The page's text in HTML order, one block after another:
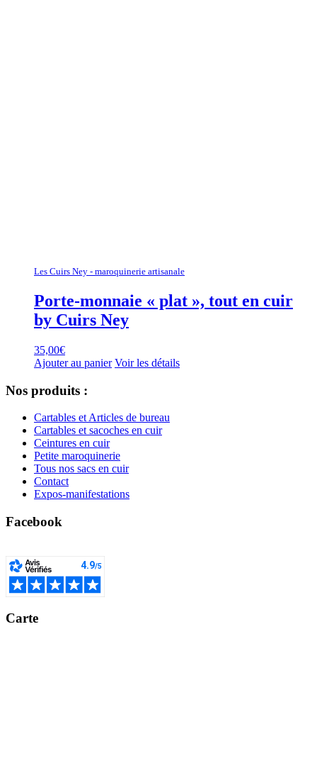
Les Cuirs Ney - maroquinerie artisanale
Porte-monnaie « plat », tout en cuir
by Cuirs Ney
35,00€
Ajouter au panier Voir les détails
Nos produits :
Cartables et Articles de bureau
Cartables et sacoches en cuir
Ceintures en cuir
Petite maroquinerie
Tous nos sacs en cuir
Contact
Expos-manifestations
Facebook
Carte